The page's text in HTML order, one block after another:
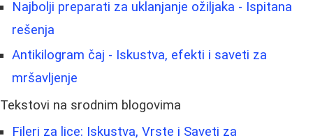
Najbolji preparati za uklanjanje ožiljaka - Ispitana
rešenja
Antikilogram čaj - Iskustva, efekti i saveti za
mršavljenje
Tekstovi na srodnim blogovima
Fileri za lice: Iskustva, Vrste i Saveti za